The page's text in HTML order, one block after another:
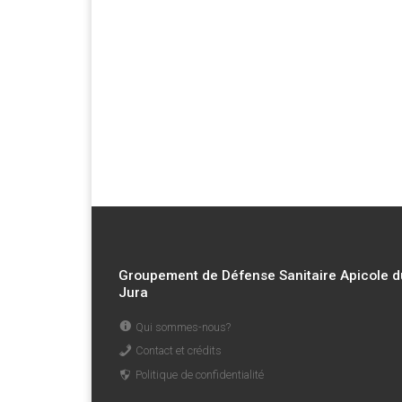
Groupement de Défense Sanitaire Apicole
Jura
Qui sommes-nous?
Contact et crédits
Politique de confidentialité